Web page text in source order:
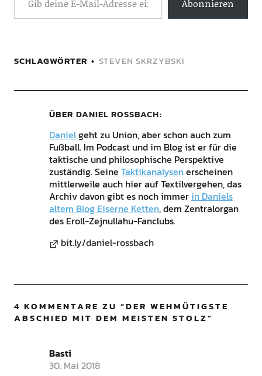
Abonnieren
SCHLAGWÖRTER STEVEN SKRZYBSKI
ÜBER DANIEL ROSSBACH
Danielgeht zu Union, aber schon auch zum
Fußball. Im Podcast und im Blog ist er für die
taktische und philosophische Perspektive
zuständig. Seine Taktikanalysenerscheinen
mittlerweile auch hier auf Textilvergehen, das
Archiv davon gibt es noch immerin Daniels
altem Blog Eiserne Ketten, dem Zentralorgan
des Eroll-Zejnullahu-Fanclubs.
bit.ly/daniel-rossbach
4 KOMMENTARE ZU “DER WEHMÜTIGSTE
ABSCHIED MIT DEM MEISTEN STOLZ”
Basti
30. Mai 2018